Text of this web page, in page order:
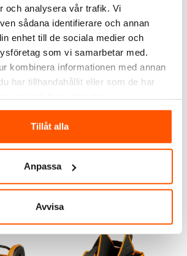
och analysera vår trafik. Vi
sådana identifierare och annan
enhet till de sociala medier och
som vi samarbetar med.
kombinera informationen med annan
har tillhandahållit eller som de har
Tillåt alla
Anpassa
Avvisa
Bahco Verktygsväska
12L
Bahco
I webblager: 9 st